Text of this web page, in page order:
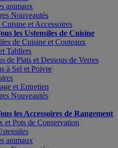
animaux
Nouveautés
et Accessoires
les Ustensiles de Cuisine
de Cuisine et Couteaux
Tabliers
de Plats et Dessous de Verres
à Sel et Poivre
et Entretien
Nouveautés
les Accessoires de Rangement
et Pots de Conservation
animaux